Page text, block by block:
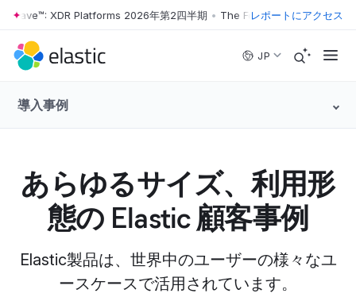
Skip to main content
XDR Platforms 2026年第2四半期 • The Forrester Wave™: XDR
レポートにアクセス
JP
導入事例
あらゆるサイズ、利用形
態の Elastic 顧客事例
Elastic製品は、世界中のユーザーの様々なユ
ースケースで活用されています。